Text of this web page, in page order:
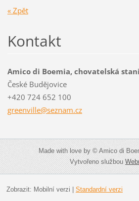
« Zpět
Kontakt
Amico di Boemia, chovatelská
České Budějovice
+420 724 652 100
greenville@seznam.cz
Made with love by © Amico di
Vytvořeno službou
Zobrazit: Mobilní verzi | Standardní verzi